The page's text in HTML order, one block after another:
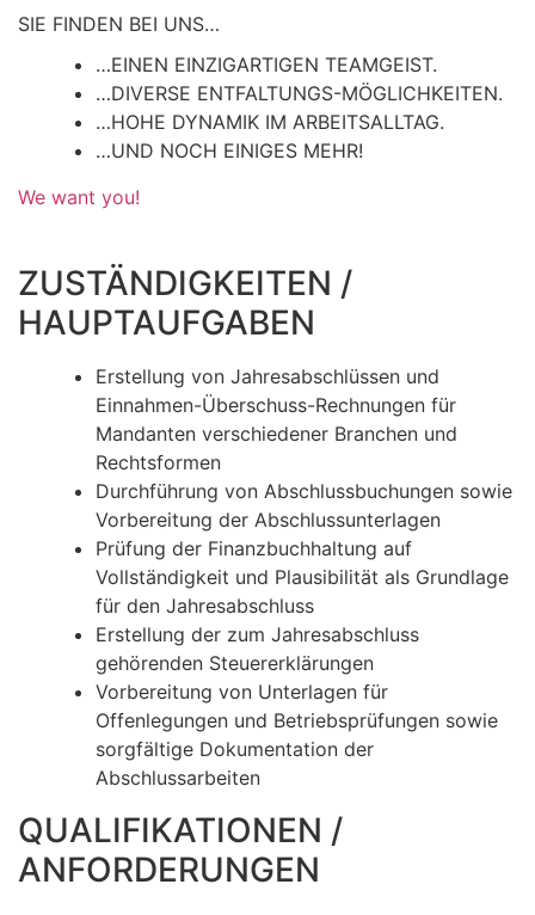
SIE FINDEN BEI UNS…
…EINEN EINZIGARTIGEN TEAMGEIST.
…DIVERSE ENTFALTUNGS-MÖGLICHKEITEN.
…HOHE DYNAMIK IM ARBEITSALLTAG.
…UND NOCH EINIGES MEHR!
We want you!
ZUSTÄNDIGKEITEN /
HAUPTAUFGABEN
Erstellung von Jahresabschlüssen und
Einnahmen-Überschuss-Rechnungen für
Mandanten verschiedener Branchen und
Rechtsformen
Durchführung von Abschlussbuchungen sowie
Vorbereitung der Abschlussunterlagen
Prüfung der Finanzbuchhaltung auf
Vollständigkeit und Plausibilität als Grundlage
für den Jahresabschluss
Erstellung der zum Jahresabschluss
gehörenden Steuererklärungen
Vorbereitung von Unterlagen für
Offenlegungen und Betriebsprüfungen sowie
sorgfältige Dokumentation der
Abschlussarbeiten
QUALIFIKATIONEN /
ANFORDERUNGEN